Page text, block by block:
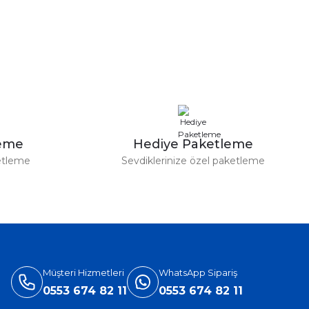
Hediye Paketleme
Sevdiklerinize özel paketleme
Müşteri Hizmetleri
0553 674 82 11
WhatsApp Sipariş
0553 674 82 11